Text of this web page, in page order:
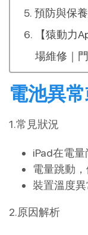
預防與保
【猿動力
場維修｜
電池異
1.常見狀況
iPad在電
電量跳動
裝置溫度
2.原因解析